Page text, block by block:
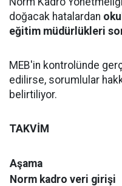
doğacak hatalardan
eğitim müdürlükleri
MEB'in kontrolünde
edilirse, sorumlular
belirtiliyor.
TAKVİM
Aşama
Norm kadro veri girişi